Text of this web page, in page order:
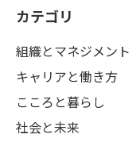
カテゴリ
組織とマネジメント
キャリアと働き方
こころと暮らし
社会と未来